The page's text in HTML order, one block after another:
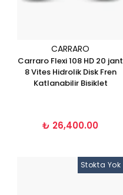
CARRARO
Carraro Flexi 108 HD 20 jant
8 Vites Hidrolik Disk Fren
Katlanabilir Bisiklet
₺ 26,400.00
Stokta Yok